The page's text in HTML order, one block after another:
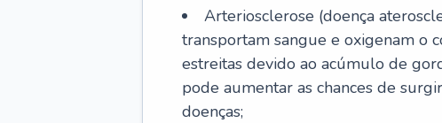
Arteriosclerose (doença
transportam sangue e oxigenam o
estreitas devido ao acúmulo de
pode aumentar as chances de
doenças;